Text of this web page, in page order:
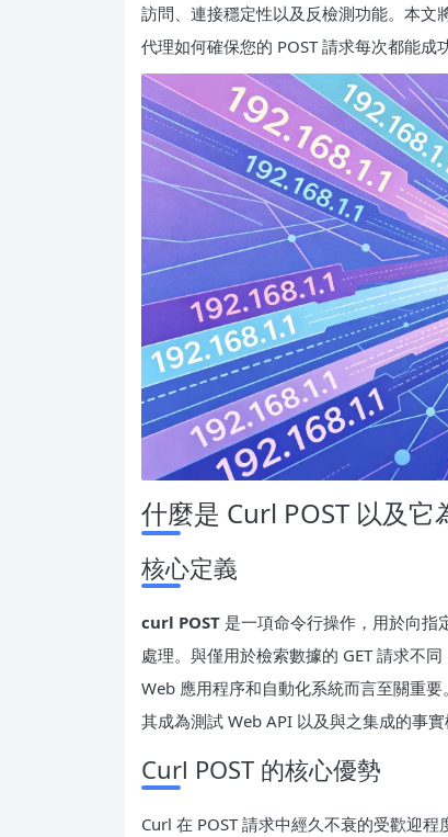
訪問、連接穩定性以及反檢測功能。本文
代理如何確保您的 POST 請求每次都能成功
什麼是 Curl POST 以及它
核心定義
curl POST 是一項命令行操作，用於向指
處理。與僅用於檢索數據的 GET 請求不
Web 應用程序和自動化系統而言至關重
其成為測試 Web API 以及與之集成的事實
Curl POST 的核心優勢
Curl 在 POST 請求中經久不衰的受歡迎